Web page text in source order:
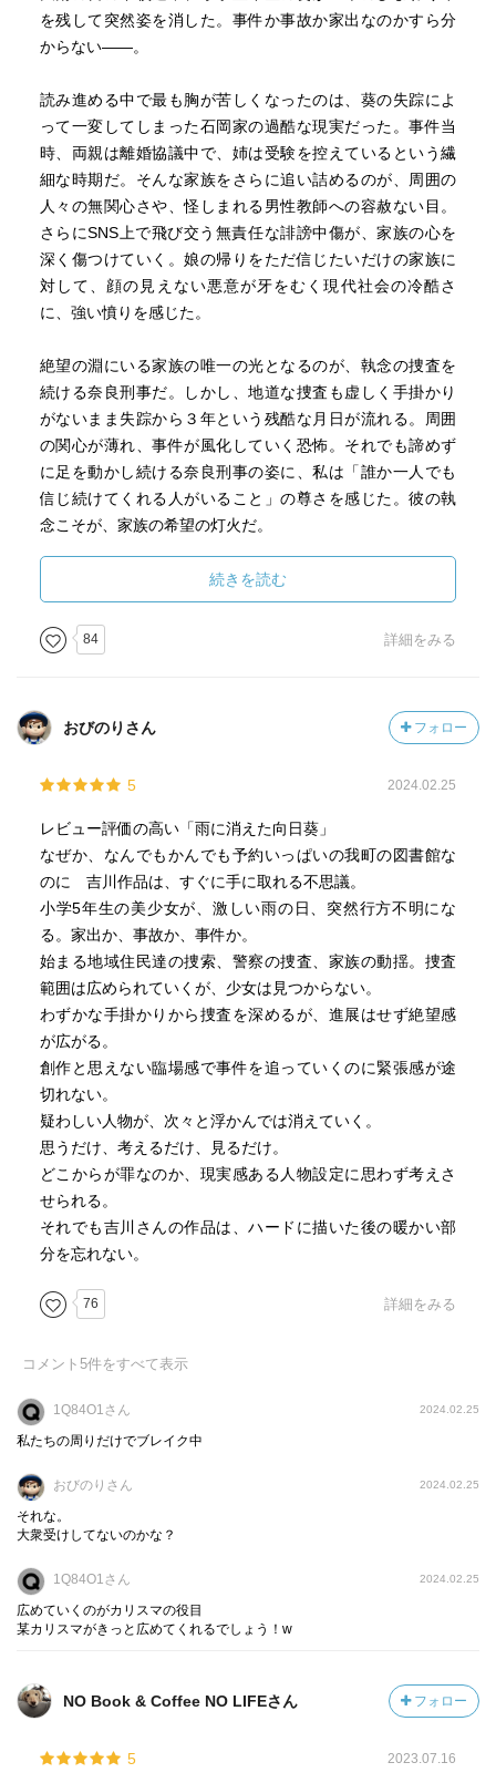
を残して突然姿を消した。事件か事故か家出なのかすら分
からない――。
読み進める中で最も胸が苦しくなったのは、葵の失踪によ
って一変してしまった石岡家の過酷な現実だった。事件当
時、両親は離婚協議中で、姉は受験を控えているという繊
細な時期だ。そんな家族をさらに追い詰めるのが、周囲の
人々の無関心さや、怪しまれる男性教師への容赦ない目。
さらにSNS上で飛び交う無責任な誹謗中傷が、家族の心を
深く傷つけていく。娘の帰りをただ信じたいだけの家族に
対して、顔の見えない悪意が牙をむく現代社会の冷酷さ
に、強い憤りを感じた。
絶望の淵にいる家族の唯一の光となるのが、執念の捜査を
続ける奈良刑事だ。しかし、地道な捜査も虚しく手掛かり
がないまま失踪から３年という残酷な月日が流れる。周囲
の関心が薄れ、事件が風化していく恐怖。それでも諦めず
に足を動かし続ける奈良刑事の姿に、私は「誰か一人でも
信じ続けてくれる人がいること」の尊さを感じた。彼の執
念こそが、家族の希望の灯火だ。
この本を読み終えて、ニュースの向こう側の事件を他人事
として見てしまいがちだが、そこには絶望と戦い続けるリ
アルな家族がいることを痛感した。
続きを読む
84 詳細をみる
おびのりさん フォロー
5 2024.02.25
レビュー評価の高い「雨に消えた向日葵」
なぜか、なんでもかんでも予約いっぱいの我町の図書館な
のに 吉川作品は、すぐに手に取れる不思議。
小学5年生の美少女が、激しい雨の日、突然行方不明にな
る。家出か、事故か、事件か。
始まる地域住民達の捜索、警察の捜査、家族の動揺。捜査
範囲は広められていくが、少女は見つからない。
わずかな手掛かりから捜査を深めるが、進展はせず絶望感
が広がる。
創作と思えない臨場感で事件を追っていくのに緊張感が途
切れない。
疑わしい人物が、次々と浮かんでは消えていく。
思うだけ、考えるだけ、見るだけ。
どこからが罪なのか、現実感ある人物設定に思わず考えさ
せられる。
それでも吉川さんの作品は、ハードに描いた後の暖かい部
分を忘れない。
76 詳細をみる
コメント 5件をすべて表示
1Q84O1さん 2024.02.25
私たちの周りだけでブレイク中
おびのりさん 2024.02.25
それな。
大衆受けしてないのかな？
1Q84O1さん 2024.02.25
広めていくのがカリスマの役目
某カリスマがきっと広めてくれるでしょう！w
NO Book & Coffee NO LIFEさん フォロー
5 2023.07.16